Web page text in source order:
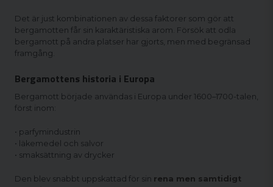
Det är just kombinationen av dessa faktorer som gör att
bergamotten får sin karaktäristiska arom. Försök att odla
bergamott på andra platser har gjorts, men med begränsad
framgång.
Bergamottens historia i Europa
Bergamott började användas i Europa under 1600–1700-talen,
först inom:
• parfymindustrin
• läkemedel och salvor
• smaksättning av drycker
Den blev snabbt uppskattad för sin rena men samtidigt